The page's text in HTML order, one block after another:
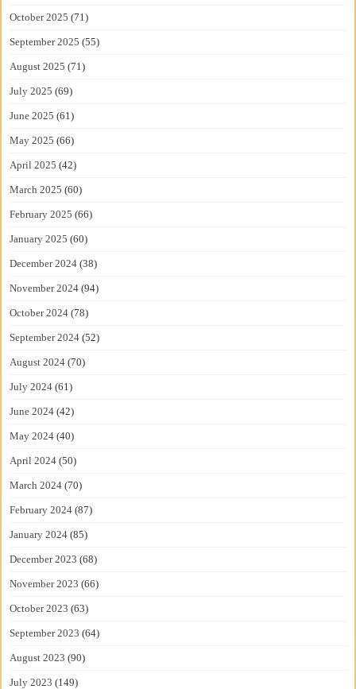
October 2025 (71)
September 2025 (55)
August 2025 (71)
July 2025 (69)
June 2025 (61)
May 2025 (66)
April 2025 (42)
March 2025 (60)
February 2025 (66)
January 2025 (60)
December 2024 (38)
November 2024 (94)
October 2024 (78)
September 2024 (52)
August 2024 (70)
July 2024 (61)
June 2024 (42)
May 2024 (40)
April 2024 (50)
March 2024 (70)
February 2024 (87)
January 2024 (85)
December 2023 (68)
November 2023 (66)
October 2023 (63)
September 2023 (64)
August 2023 (90)
July 2023 (149)